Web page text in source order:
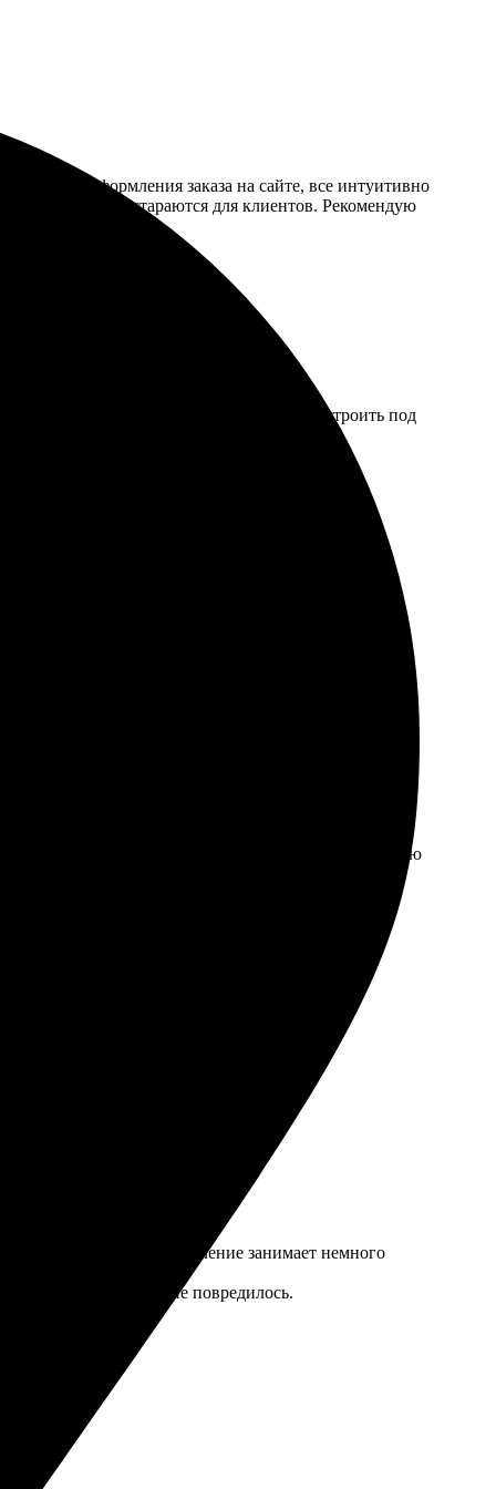
процесс оформления заказа на сайте, все интуитивно
стараются для клиентов. Рекомендую
дизайнов, можно каждый элемент настроить под
на высоте, картинка яркая. Определенно
не занял много времени. Качество печати
результатом, буду заказывать снова. Рекомендую
высшему разряду!
хорошо продуман, оформление занимает немного
надежная, ничего не повредилось.